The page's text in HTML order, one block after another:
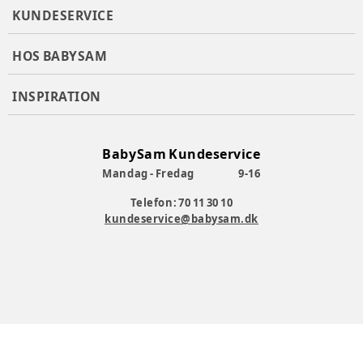
KUNDESERVICE
HOS BABYSAM
INSPIRATION
BabySam Kundeservice
Mandag - Fredag
9-16
Telefon: 70 11 30 10
kundeservice@babysam.dk